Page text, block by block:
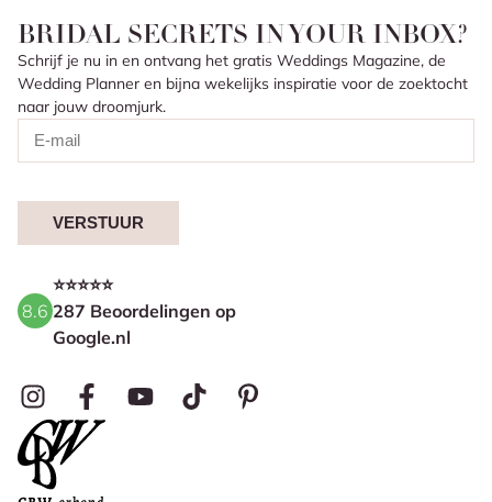
BRIDAL SECRETS IN YOUR INBOX?
Schrijf je nu in en ontvang het gratis Weddings Magazine, de
Wedding Planner en bijna wekelijks inspiratie voor de zoektocht
naar jouw droomjurk.
VERSTUUR
8.6
⭐⭐⭐⭐⭐
287 Beoordelingen op
Google.nl